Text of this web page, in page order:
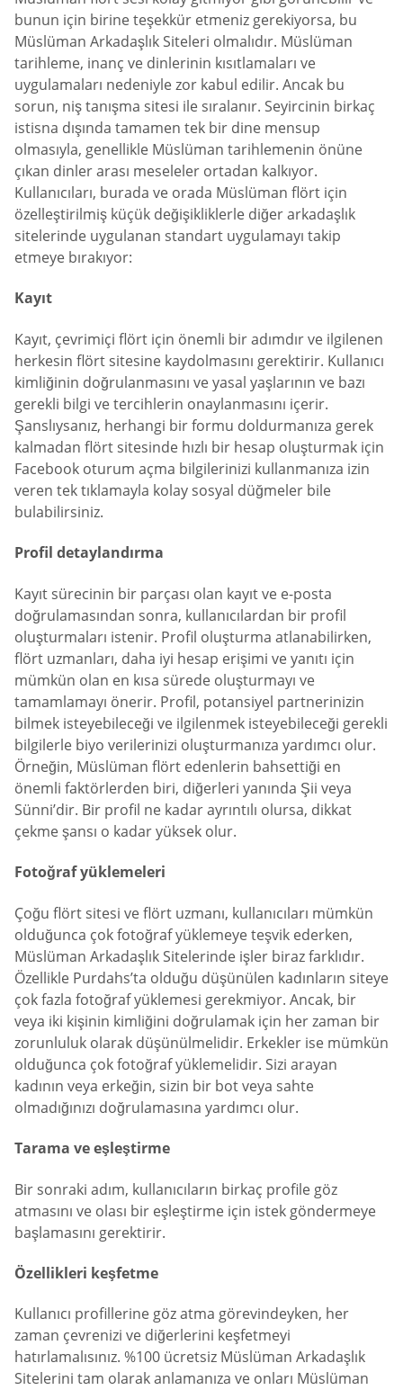
bunun için birine teşekkür etmeniz gerekiyorsa, bu
Müslüman Arkadaşlık Siteleri olmalıdır. Müslüman
tarihleme, inanç ve dinlerinin kısıtlamaları ve
uygulamaları nedeniyle zor kabul edilir. Ancak bu
sorun, niş tanışma sitesi ile sıralanır. Seyircinin birkaç
istisna dışında tamamen tek bir dine mensup
olmasıyla, genellikle Müslüman tarihlemenin önüne
çıkan dinler arası meseleler ortadan kalkıyor.
Kullanıcıları, burada ve orada Müslüman flört için
özelleştirilmiş küçük değişikliklerle diğer arkadaşlık
sitelerinde uygulanan standart uygulamayı takip
etmeye bırakıyor:
Kayıt
Kayıt, çevrimiçi flört için önemli bir adımdır ve ilgilenen
herkesin flört sitesine kaydolmasını gerektirir. Kullanıcı
kimliğinin doğrulanmasını ve yasal yaşlarının ve bazı
gerekli bilgi ve tercihlerin onaylanmasını içerir.
Şanslıysanız, herhangi bir formu doldurmanıza gerek
kalmadan flört sitesinde hızlı bir hesap oluşturmak için
Facebook oturum açma bilgilerinizi kullanmanıza izin
veren tek tıklamayla kolay sosyal düğmeler bile
bulabilirsiniz.
Profil detaylandırma
Kayıt sürecinin bir parçası olan kayıt ve e-posta
doğrulamasından sonra, kullanıcılardan bir profil
oluşturmaları istenir. Profil oluşturma atlanabilirken,
flört uzmanları, daha iyi hesap erişimi ve yanıtı için
mümkün olan en kısa sürede oluşturmayı ve
tamamlamayı önerir. Profil, potansiyel partnerinizin
bilmek isteyebileceği ve ilgilenmek isteyebileceği gerekli
bilgilerle biyo verilerinizi oluşturmanıza yardımcı olur.
Örneğin, Müslüman flört edenlerin bahsettiği en
önemli faktörlerden biri, diğerleri yanında Şii veya
Sünni’dir. Bir profil ne kadar ayrıntılı olursa, dikkat
çekme şansı o kadar yüksek olur.
Fotoğraf yüklemeleri
Çoğu flört sitesi ve flört uzmanı, kullanıcıları mümkün
olduğunca çok fotoğraf yüklemeye teşvik ederken,
Müslüman Arkadaşlık Sitelerinde işler biraz farklıdır.
Özellikle Purdahs’ta olduğu düşünülen kadınların siteye
çok fazla fotoğraf yüklemesi gerekmiyor. Ancak, bir
veya iki kişinin kimliğini doğrulamak için her zaman bir
zorunluluk olarak düşünülmelidir. Erkekler ise mümkün
olduğunca çok fotoğraf yüklemelidir. Sizi arayan
kadının veya erkeğin, sizin bir bot veya sahte
olmadığınızı doğrulamasına yardımcı olur.
Tarama ve eşleştirme
Bir sonraki adım, kullanıcıların birkaç profile göz
atmasını ve olası bir eşleştirme için istek göndermeye
başlamasını gerektirir.
Özellikleri keşfetme
Kullanıcı profillerine göz atma görevindeyken, her
zaman çevrenizi ve diğerlerini keşfetmeyi
hatırlamalısınız. %100 ücretsiz Müslüman Arkadaşlık
Sitelerini tam olarak anlamanıza ve onları Müslüman